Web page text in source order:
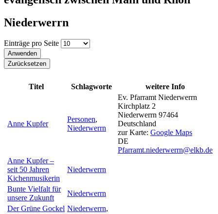
Niederwerrn
Einträge pro Seite
Titel Schlagworte weitere Info
Anne Kupfer
Personen,
Niederwerrn
Ev. Pfarramt Niederwerrn
Kirchplatz 2
Niederwerrn 97464
Deutschland
zur Karte: Google Maps
DE
Pfarramt.niederwerrn@elkb.de
Anne Kupfer –
seit 50 Jahren
Kichenmusikerin
Niederwerrn
Bunte Vielfalt für
unsere Zukunft
Niederwerrn
Der Grüne Gockel Niederwerrn,